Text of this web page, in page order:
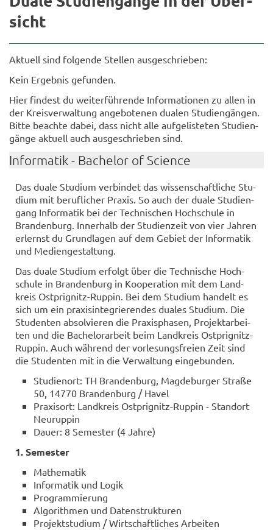
sicht
Ak­tu­ell sind fol­gen­de Stel­len aus­ge­schrie­ben:
Kein Er­geb­nis ge­fun­den.
Hier fin­dest du wei­ter­füh­ren­de In­for­ma­tio­nen zu allen in
der Kreis­ver­wal­tung an­ge­bo­te­nen dua­len Stu­di­en­gän­gen.
Bitte be­ach­te dabei, dass nicht alle auf­ge­lis­te­ten Stu­di­en­
gän­ge ak­tu­ell auch aus­ge­schrie­ben sind.
In­for­ma­tik - Ba­che­lor of Sci­ence
Das duale Stu­di­um ver­bin­det das wis­sen­schaft­li­che Stu­
di­um mit be­ruf­li­cher Pra­xis. So auch der duale Stu­di­en­
gang In­for­ma­tik bei der Tech­ni­schen Hoch­schu­le in
Bran­den­burg. In­ner­halb der Stu­di­en­zeit von vier Jah­ren
er­lernst du Grund­la­gen auf dem Ge­biet der In­for­ma­tik
und Me­di­en­ge­stal­tung.
Das duale Stu­di­um er­folgt über die Tech­ni­sche Hoch­
schu­le in Bran­den­burg in Ko­ope­ra­ti­on mit dem Land­
kreis Ostprignitz-​Ruppin. Bei dem Stu­di­um han­delt es
sich um ein pra­xis­in­te­grie­ren­des dua­les Stu­di­um. Die
Stu­den­ten ab­sol­vie­ren die Pra­xis­pha­sen, Pro­jekt­ar­bei­
ten und die Ba­che­lor­ar­beit beim Land­kreis Ostprignitz-​
Ruppin. Auch wäh­rend der vor­le­sungs­frei­en Zeit sind
die Stu­den­ten mit in die Ver­wal­tung ein­ge­bun­den.
Stu­di­en­ort: TH Bran­den­burg, Mag­de­bur­ger Stra­ße
50, 14770 Bran­den­burg / Havel
Pra­xis­ort: Land­kreis Ostprignitz-​Ruppin - Stand­ort
Neu­rup­pin
Dauer: 8 Se­mes­ter (4 Jahre)
1. Se­mes­ter
Ma­the­ma­tik
In­for­ma­tik und Logik
Pro­gram­mie­rung
Al­go­rith­men und Da­ten­struk­tu­ren
Pro­jekt­stu­di­um / Wirt­schaft­li­ches Ar­bei­ten